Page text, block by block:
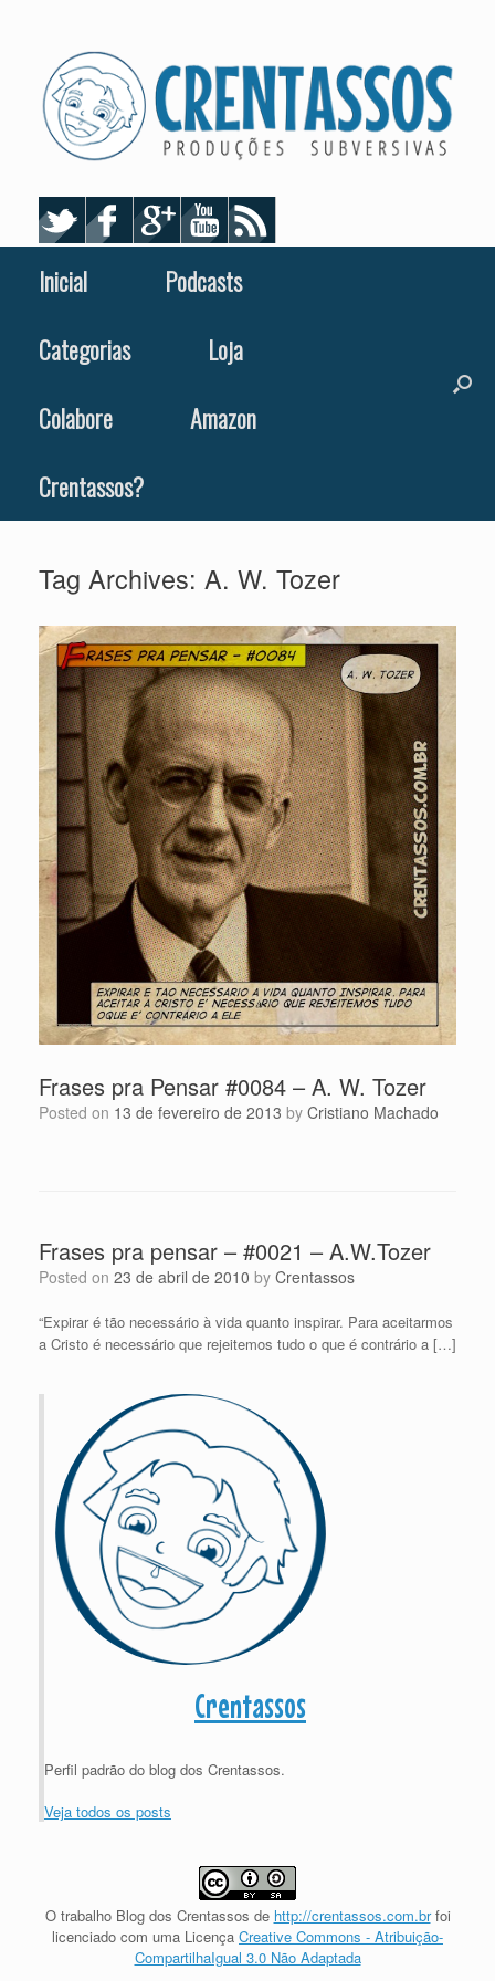
Inicial
Podcasts
Categorias
Loja
Colabore
Amazon
Crentassos?
Tag Archives: A. W. Tozer
Frases pra Pensar #0084 – A. W. Tozer
Posted on 13 de fevereiro de 2013 by Cristiano Machado
Frases pra pensar – #0021 – A.W.Tozer
Posted on 23 de abril de 2010 by Crentassos
“Expirar é tão necessário à vida quanto inspirar. Para aceitarmos
a Cristo é necessário que rejeitemos tudo o que é contrário a […]
Crentassos
Perfil padrão do blog dos Crentassos.
Veja todos os posts
O trabalho Blog dos Crentassos de http://crentassos.com.brfoi
licenciado com uma Licença Creative Commons - Atribuição-
CompartilhaIgual 3.0 Não Adaptada